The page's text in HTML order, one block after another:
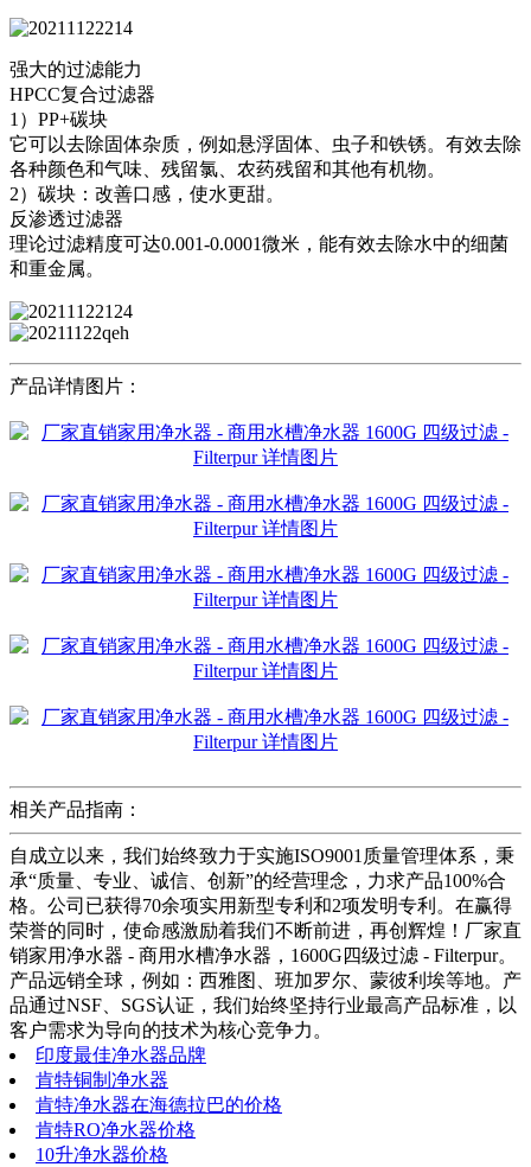
强大的过滤能力
HPCC复合过滤器
1）PP+碳块
它可以去除固体杂质，例如悬浮固体、虫子和铁锈。有效去除
各种颜色和气味、残留氯、农药残留和其他有机物。
2）碳块：改善口感，使水更甜。
反渗透过滤器
理论过滤精度可达0.001-0.0001微米，能有效去除水中的细菌
和重金属。
产品详情图片：
相关产品指南：
自成立以来，我们始终致力于实施ISO9001质量管理体系，秉
承“质量、专业、诚信、创新”的经营理念，力求产品100%合
格。公司已获得70余项实用新型专利和2项发明专利。在赢得
荣誉的同时，使命感激励着我们不断前进，再创辉煌！厂家直
销家用净水器 - 商用水槽净水器，1600G四级过滤 - Filterpur。
产品远销全球，例如：西雅图、班加罗尔、蒙彼利埃等地。产
品通过NSF、SGS认证，我们始终坚持行业最高产品标准，以
客户需求为导向的技术为核心竞争力。
印度最佳净水器品牌
肯特铜制净水器
肯特净水器在海德拉巴的价格
肯特RO净水器价格
10升净水器价格